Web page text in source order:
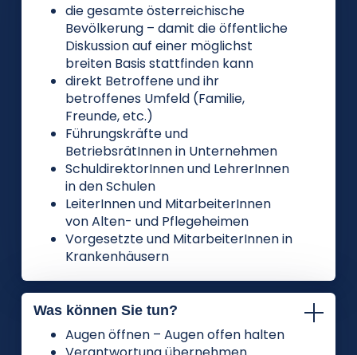
die gesamte österreichische
Bevölkerung – damit die öffentliche
Diskussion auf einer möglichst
breiten Basis stattfinden kann
direkt Betroffene und ihr
betroffenes Umfeld (Familie,
Freunde, etc.)
Führungskräfte und
BetriebsrätInnen in Unternehmen
SchuldirektorInnen und LehrerInnen
in den Schulen
LeiterInnen und MitarbeiterInnen
von Alten- und Pflegeheimen
Vorgesetzte und MitarbeiterInnen in
Krankenhäusern
Was können Sie tun?
Augen öffnen – Augen offen halten